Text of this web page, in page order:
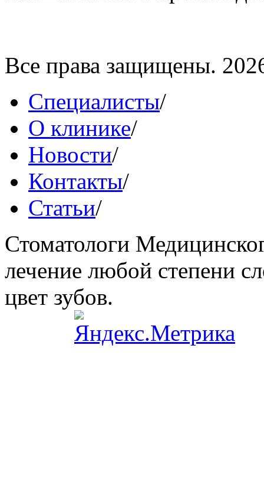
Все права защищены.
Специалисты/
О клинике/
Новости/
Контакты/
Статьи/
Стоматологи
лечение любой степени
цвет зубов.